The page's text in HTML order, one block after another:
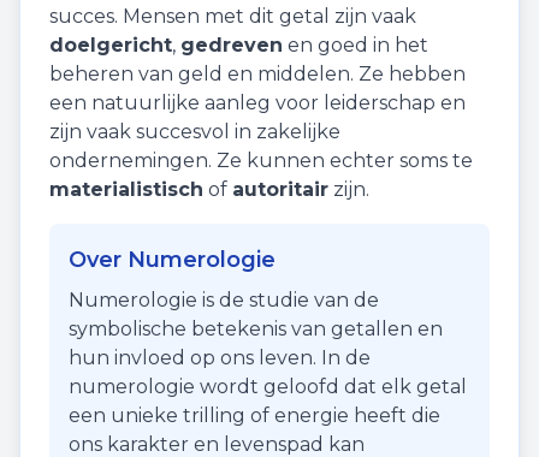
succes. Mensen met dit getal zijn vaak
doelgericht, gedreven en goed in het
beheren van geld en middelen. Ze hebben
een natuurlijke aanleg voor leiderschap en
zijn vaak succesvol in zakelijke
ondernemingen. Ze kunnen echter soms te
materialistisch of autoritair zijn.
Over Numerologie
Numerologie is de studie van de
symbolische betekenis van getallen en
hun invloed op ons leven. In de
numerologie wordt geloofd dat elk getal
een unieke trilling of energie heeft die
ons karakter en levenspad kan